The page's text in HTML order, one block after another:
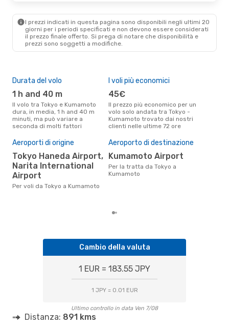
- KMJ
Solaseed Air Diretto
KMJ- TYO
I prezzi indicati in questa pagina sono disponibili negli ultimi 20
giorni per i periodi specificati e non devono essere considerati
il ​​prezzo finale offerto. Si prega di notare che disponibilità e
prezzi sono soggetti a modifiche.
Durata del volo
1 h and 40 m
Il volo tra Tokyo e Kumamoto
dura, in media, 1 h and 40 m
minuti, ma può variare a
seconda di molti fattori
I voli più economici
45€
Il prezzo più economico per un
volo solo andata tra Tokyo -
Kumamoto trovato dai nostri
clienti nelle ultime 72 ore
Aeroporti di origine
Tokyo Haneda Airport,
Narita International
Airport
Per voli da Tokyo a Kumamoto
Aeroporto di destinazione
Kumamoto Airport
Per la tratta da Tokyo a
Kumamoto
Cambio della valuta
1 EUR = 183.55 JPY
1 JPY = 0.01 EUR
Ultimo controllo in data Ven 7/08
Distanza: 891 kms